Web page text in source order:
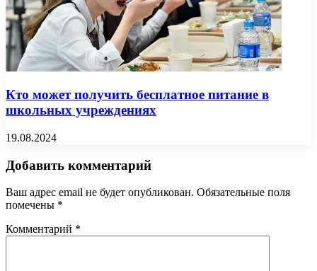
Кто может получить бесплатное питание в
школьных учреждениях
19.08.2024
Добавить комментарий
Ваш адрес email не будет опубликован. Обязательные поля
помечены *
Комментарий *